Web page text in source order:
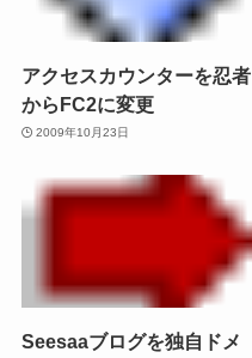
アクセスカウンターを忍者
からFC2に変更
2009年10月23日
Seesaaブログを独自ドメ